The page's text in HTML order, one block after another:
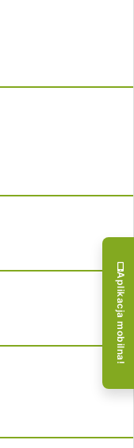
Aplikacja mobilna!